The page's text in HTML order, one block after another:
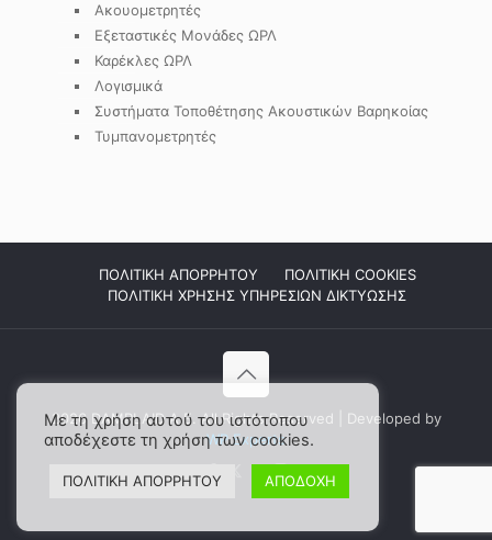
Ακουομετρητές
Εξεταστικές Μονάδες ΩΡΛ
Καρέκλες ΩΡΛ
Λογισμικά
Συστήματα Τοποθέτησης Ακουστικών Βαρηκοίας
Τυμπανομετρητές
ΠΟΛΙΤΙΚΗ ΑΠΟΡΡΗΤΟΥ
ΠΟΛΙΤΙΚΗ COOKIES
ΠΟΛΙΤΙΚΗ ΧΡΗΣΗΣ ΥΠΗΡΕΣΙΩΝ ΔΙΚΤΥΩΣΗΣ
2026 DAMPLAID Α.Ε. All Rights Reserved | Developed by
WP Experts
Με τη χρήση αυτού του ιστότοπου
αποδέχεστε τη χρήση των cookies.
ΠΟΛΙΤΙΚΗ ΑΠΟΡΡΗΤΟΥ ΑΠΟΔΟΧΗ